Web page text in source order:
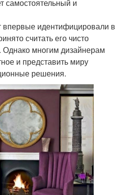
самостоятельный и
впервые идентифицировали в
считать его чисто
Однако многим дизайнерам
и представить миру
решения.